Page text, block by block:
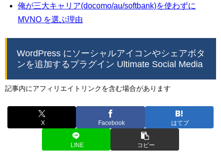
俺が三大キャリア(docomo/au/softbank)を使わずに
MVNO を選ぶ理由
WordPress にソーシャルアイコンやシェアボタ
ンを追加するプラグイン Ultimate Social Media
記事内にアフィリエイトリンクを含む場合があります
X Facebook はてブ
LINE コピー